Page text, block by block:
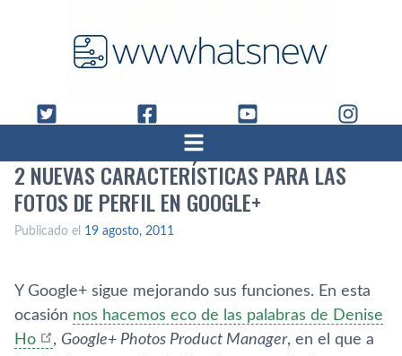
2 NUEVAS CARACTERÍ­STICAS PARA LAS
FOTOS DE PERFIL EN GOOGLE+
Publicado el 19 agosto, 2011
Y Google+ sigue mejorando sus funciones. En esta
ocasión nos hacemos eco de las palabras de Denise
Ho
, Google+ Photos Product Manager, en el que a